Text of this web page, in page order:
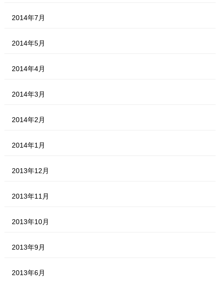
2014年7月
2014年5月
2014年4月
2014年3月
2014年2月
2014年1月
2013年12月
2013年11月
2013年10月
2013年9月
2013年6月